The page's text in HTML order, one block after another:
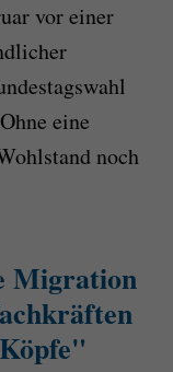
vor einer
eine
noch
Migration